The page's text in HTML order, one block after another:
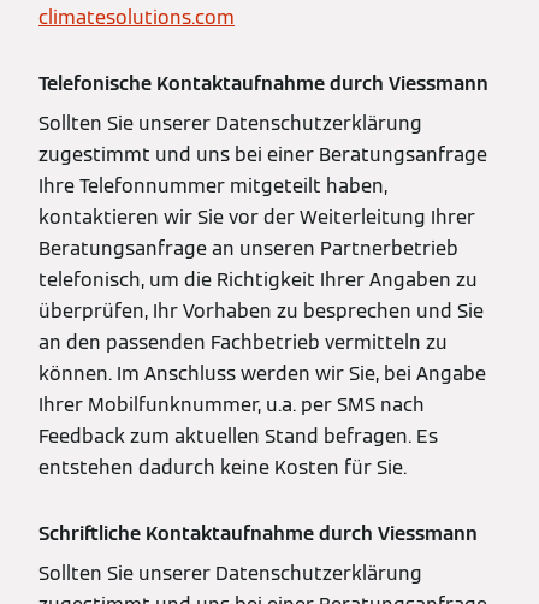
climatesolutions.com
Telefonische Kontaktaufnahme durch Viessmann
Sollten Sie unserer Datenschutzerklärung
zugestimmt und uns bei einer Beratungsanfrage
Ihre Telefonnummer mitgeteilt haben,
kontaktieren wir Sie vor der Weiterleitung Ihrer
Beratungsanfrage an unseren Partnerbetrieb
telefonisch, um die Richtigkeit Ihrer Angaben zu
überprüfen, Ihr Vorhaben zu besprechen und Sie
an den passenden Fachbetrieb vermitteln zu
können. Im Anschluss werden wir Sie, bei Angabe
Ihrer Mobilfunknummer, u.a. per SMS nach
Feedback zum aktuellen Stand befragen. Es
entstehen dadurch keine Kosten für Sie.
Schriftliche Kontaktaufnahme durch Viessmann
Sollten Sie unserer Datenschutzerklärung